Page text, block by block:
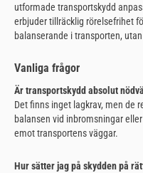
utformade transportskydd
erbjuder tillräcklig rörelsefrihet
balanserande i transporten,
Vanliga frågor
Är transportskydd absolut
Det finns inget lagkrav, men de
balansen vid inbromsningar
emot transportens väggar.
Hur sätter jag på skydden på